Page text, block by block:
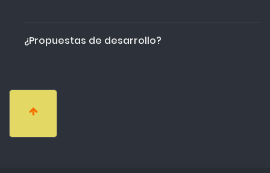
¿Propuestas de desarrollo?